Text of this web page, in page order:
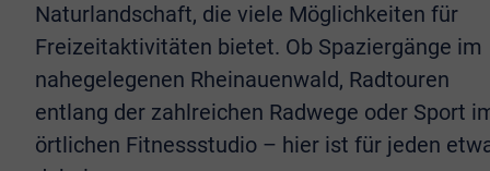
Naturlandschaft, die viele Möglichkeiten für
Freizeitaktivitäten bietet. Ob Spaziergänge im
nahegelegenen Rheinauenwald, Radtouren
entlang der zahlreichen Radwege oder Sport
örtlichen Fitnessstudio – hier ist für jeden